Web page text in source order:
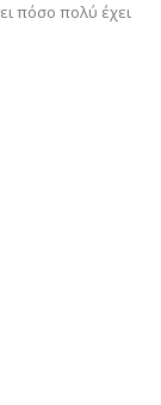
πόσο πολύ έχει